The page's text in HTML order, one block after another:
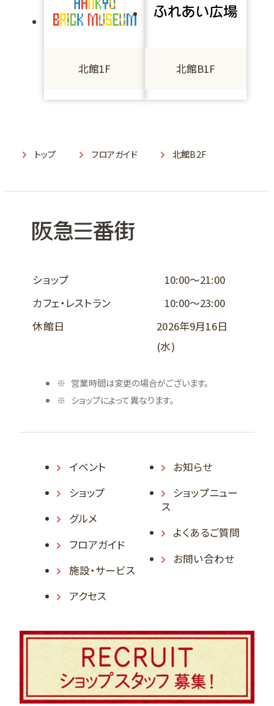
北館1F 北館B1F
トップ フロアガイド 北館B2F
ショップ
10:00～21:00
カフェ・レストラン
10:00～23:00
休館日
2026年9月16日
(水)
営業時間は変更の場合がございます。
ショップによって異なります。
イベント
ショップ
グルメ
フロアガイド
施設・サービス
アクセス
お知らせ
ショップニュー
ス
よくあるご質問
お問い合わせ